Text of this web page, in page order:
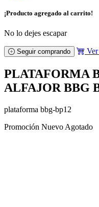
¡Producto agregado al carrito!
No lo dejes escapar
Seguir comprando
PLATAFORMA
ALFAJOR BBG
plataforma bbg-bp12
Promoción Nuevo Agotado